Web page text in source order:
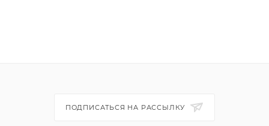
ПОДПИСАТЬСЯ НА РАССЫЛКУ